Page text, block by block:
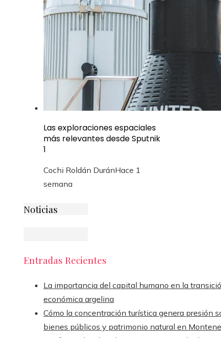
Las exploraciones espaciales
más relevantes desde Sputnik
1
Cochi Roldán DuránHace 1
semana
Noticias
Entradas Recientes
La importancia del capital humano en la
económica argelina
Cómo la concentración turística genera presión
bienes públicos y patrimonio natural en